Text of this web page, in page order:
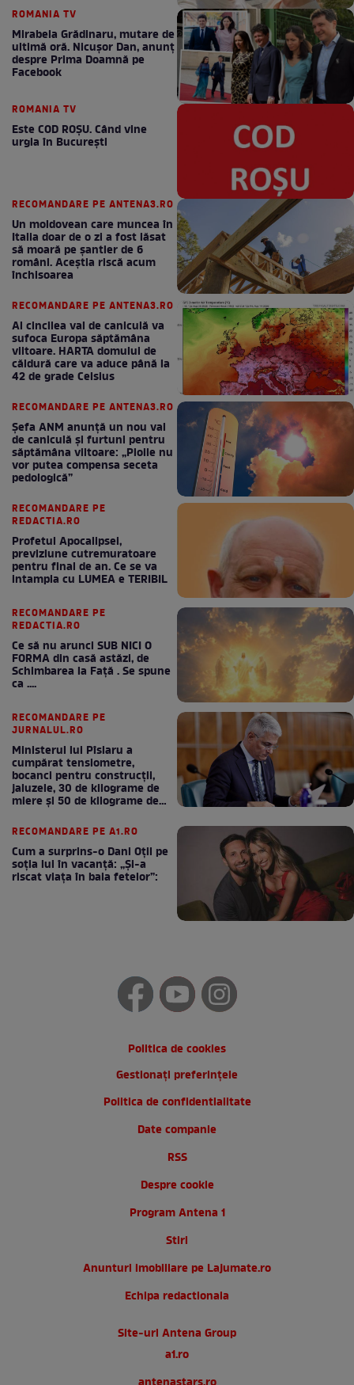
ROMANIA TV
Mirabela Grădinaru, mutare de
ultimă oră. Nicuşor Dan, anunţ
despre Prima Doamnă pe
Facebook
ROMANIA TV
Este COD ROŞU. Când vine
urgia în Bucureşti
RECOMANDARE PE ANTENA3.RO
Un moldovean care muncea în
Italia doar de o zi a fost lăsat
să moară pe şantier de 6
români. Aceștia riscă acum
închisoarea
RECOMANDARE PE ANTENA3.RO
Al cincilea val de caniculă va
sufoca Europa săptămâna
viitoare. HARTA domului de
căldură care va aduce până la
42 de grade Celsius
RECOMANDARE PE ANTENA3.RO
Șefa ANM anunță un nou val
de caniculă și furtuni pentru
săptămâna viitoare: „Ploile nu
vor putea compensa seceta
pedologică”
RECOMANDARE PE
REDACTIA.RO
Profetul Apocalipsei,
previziune cutremuratoare
pentru final de an. Ce se va
intampla cu LUMEA e TERIBIL
RECOMANDARE PE
REDACTIA.RO
Ce să nu arunci SUB NICI O
FORMA din casă astăzi, de
Schimbarea la Față . Se spune
ca ....
RECOMANDARE PE
JURNALUL.RO
Ministerul lui Pîslaru a
cumpărat tensiometre,
bocanci pentru construcții,
jaluzele, 30 de kilograme de
miere și 50 de kilograme de
RECOMANDARE PE A1.RO
Cum a surprins-o Dani Oțil pe
soția lui în vacanță: „Și-a
riscat viața în baia fetelor”:
Politica de cookies
Gestionați preferințele
Politica de confidentialitate
Date companie
RSS
Despre cookie
Program Antena 1
Stiri
Anunturi imobiliare pe Lajumate.ro
Echipa redactionala
Site-uri Antena Group
a1.ro